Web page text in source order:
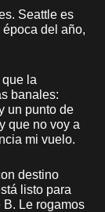
Seattle es
del año,
la
banales:
un punto de
que no voy a
mi vuelo.
destino
listo para
Le rogamos